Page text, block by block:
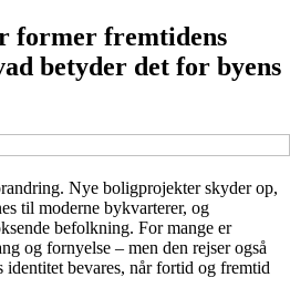
former fremtidens
betyder det for byens
Nye boligprojekter skyder op,
til moderne bykvarterer, og
befolkning. For mange er
og fornyelse – men den rejser også
identitet bevares, når fortid og fremtid